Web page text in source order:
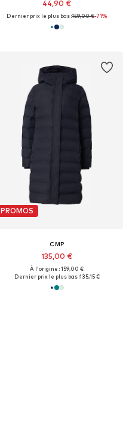
44,90 €
Dernier prix le plus bas :159,00 €-71%
PROMOS
CMP
135,00 €
À l'origine : 159,00 €
Dernier prix le plus bas :135,15 €